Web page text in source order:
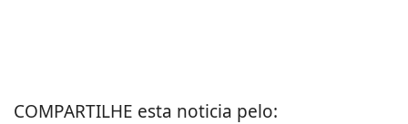
COMPARTILHE esta noticia pelo: